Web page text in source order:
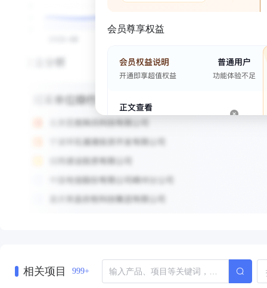
会员尊享权益
相关项目 999+